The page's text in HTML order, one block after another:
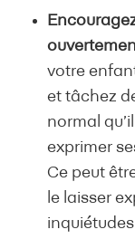
votre
et tâchez
normal
exprimer
Ce peut
le laisser